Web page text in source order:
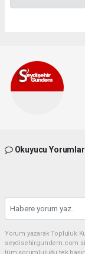
Okuyucu
Yorum yazarak Topluluk
seydisehirgundem.com